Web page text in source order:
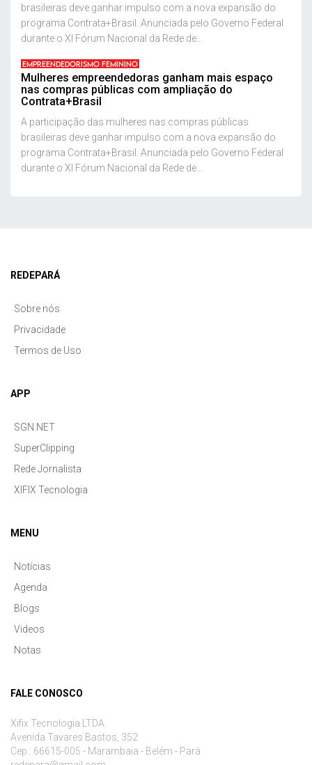
brasileiras deve ganhar impulso com a nova expansão do
programa Contrata+Brasil. Anunciada pelo Governo Federal
durante o XI Fórum Nacional da Rede de...
EMPREENDEDORISMO FEMININO
Mulheres empreendedoras ganham mais espaço
nas compras públicas com ampliação do
Contrata+Brasil
A participação das mulheres nas compras públicas
brasileiras deve ganhar impulso com a nova expansão do
programa Contrata+Brasil. Anunciada pelo Governo Federal
durante o XI Fórum Nacional da Rede de...
REDEPARÁ
Sobre nós
Privacidade
Termos de Uso
APP
SGN.NET
SuperClipping
Rede Jornalista
XIFIX Tecnologia
MENU
Notícias
Agenda
Blogs
Videos
Notas
FALE CONOSCO
Xifix Tecnologia LTDA.
Avenida Tavares Bastos, 352
Cep.: 66615-005 - Marambaia - Belém - Pará